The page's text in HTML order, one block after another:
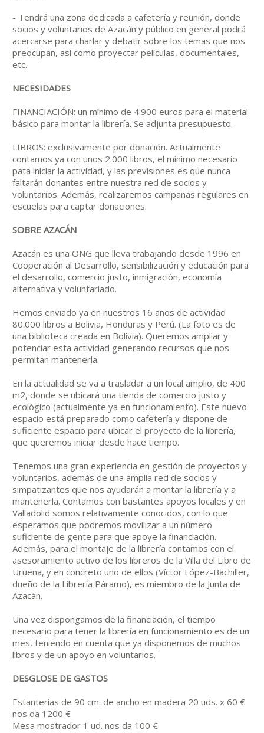
- Tendrá una zona dedicada a cafetería y reunión, donde
socios y voluntarios de Azacán y público en general podrá
acercarse para charlar y debatir sobre los temas que nos
preocupan, así como proyectar películas, documentales,
etc.
NECESIDADES
FINANCIACIÓN: un mínimo de 4.900 euros para el material
básico para montar la librería. Se adjunta presupuesto.
LIBROS: exclusivamente por donación. Actualmente
contamos ya con unos 2.000 libros, el mínimo necesario
pata iniciar la actividad, y las previsiones es que nunca
faltarán donantes entre nuestra red de socios y
voluntarios. Además, realizaremos campañas regulares en
escuelas para captar donaciones.
SOBRE AZACÁN
Azacán es una ONG que lleva trabajando desde 1996 en
Cooperación al Desarrollo, sensibilización y educación para
el desarrollo, comercio justo, inmigración, economía
alternativa y voluntariado.
Hemos enviado ya en nuestros 16 años de actividad
80.000 libros a Bolivia, Honduras y Perú. (La foto es de
una biblioteca creada en Bolivia). Queremos ampliar y
potenciar esta actividad generando recursos que nos
permitan mantenerla.
En la actualidad se va a trasladar a un local amplio, de 400
m2, donde se ubicará una tienda de comercio justo y
ecológico (actualmente ya en funcionamiento). Este nuevo
espacio está preparado como cafetería y dispone de
suficiente espacio para ubicar el proyecto de la librería,
que queremos iniciar desde hace tiempo.
Tenemos una gran experiencia en gestión de proyectos y
voluntarios, además de una amplia red de socios y
simpatizantes que nos ayudarán a montar la librería y a
mantenerla. Contamos con bastantes apoyos locales y en
Valladolid somos relativamente conocidos, con lo que
esperamos que podremos movilizar a un número
suficiente de gente para que apoye la financiación.
Además, para el montaje de la librería contamos con el
asesoramiento activo de los libreros de la Villa del Libro de
Urueña, y en concreto uno de ellos (Víctor López-Bachiller,
dueño de la Librería Páramo), es miembro de la Junta de
Azacán.
Una vez dispongamos de la financiación, el tiempo
necesario para tener la librería en funcionamiento es de un
mes, teniendo en cuenta que ya disponemos de muchos
libros y de un apoyo en voluntarios.
DESGLOSE DE GASTOS
Estanterías de 90 cm. de ancho en madera 20 uds. x 60 €
nos da 1200 €
Mesa mostrador 1 ud. nos da 100 €